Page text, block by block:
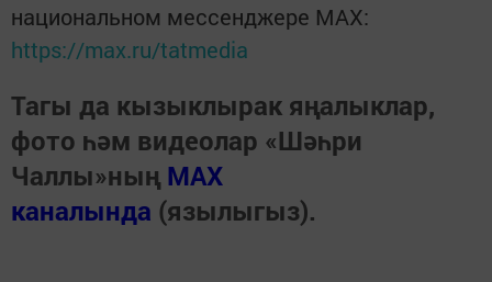
национальном мессенджере MАХ:
https://max.ru/tatmedia
Тагы да кызыклырак яңалыклар,
фото һәм видеолар «Шәһри
Чаллы»ның MAX
каналында (язылыгыз).